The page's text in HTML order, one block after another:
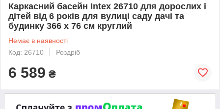
Каркасний басейн Intex 26710 для дорослих і
дітей від 6 років для вулиці саду дачі та
будинку 366 х 76 см круглий
Немає в наявності
Код: 26710
Роздріб
6 589 ₴